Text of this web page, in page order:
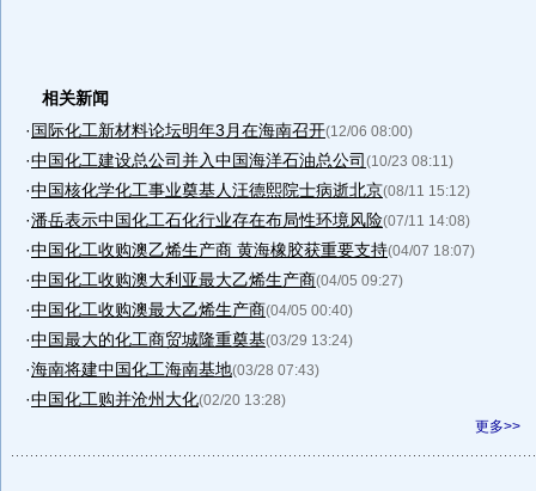
相关新闻
·国际化工新材料论坛明年3月在海南召开(12/06 08:00)
·中国化工建设总公司并入中国海洋石油总公司 (10/23 08:11)
·中国核化学化工事业奠基人汪德熙院士病逝北京(08/11 15:12)
·潘岳表示中国化工石化行业存在布局性环境风险(07/11 14:08)
·中国化工收购澳乙烯生产商 黄海橡胶获重要支持(04/07 18:07)
·中国化工收购澳大利亚最大乙烯生产商(04/05 09:27)
·中国化工收购澳最大乙烯生产商(04/05 00:40)
·中国最大的化工商贸城隆重奠基(03/29 13:24)
·海南将建中国化工海南基地(03/28 07:43)
·中国化工购并沧州大化(02/20 13:28)
更多>>